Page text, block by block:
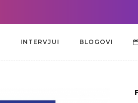
INTERVJUI BLOGOVI